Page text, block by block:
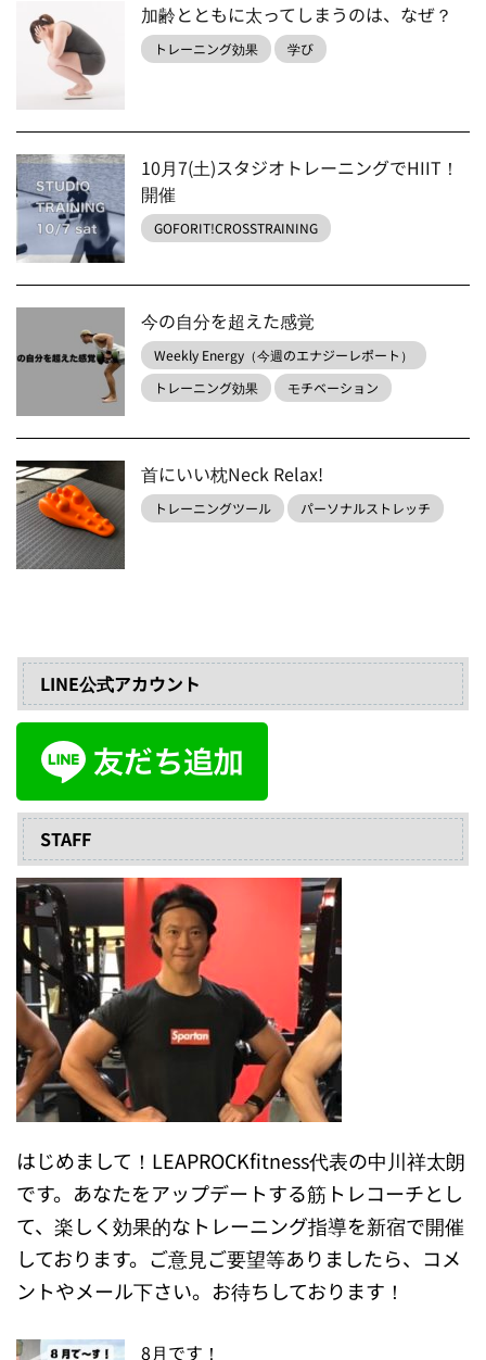
加齢とともに太ってしまうのは、なぜ？
トレーニング効果 学び
10月7(土)スタジオトレーニングでHIIT！
開催
GOFORIT!CROSSTRAINING
今の自分を超えた感覚
Weekly Energy（今週のエナジーレポート）
トレーニング効果
モチベーション
首にいい枕Neck Relax!
トレーニングツール パーソナルストレッチ
LINE公式アカウント
STAFF
はじめまして！LEAPROCKfitness代表の中川祥太朗
です。あなたをアップデートする筋トレコーチとし
て、楽しく効果的なトレーニング指導を新宿で開催
しております。ご意見ご要望等ありましたら、コメ
ントやメール下さい。お待ちしております！
8月です！